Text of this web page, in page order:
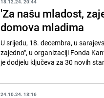
18.12.24. 20:44
'Za našu mladost,
domova mladima
U srijedu, 18. decembra, u
zajedno", u organizaciji Fonda
je dodjelu ključeva za 30 novih
24.10.24. 18:16